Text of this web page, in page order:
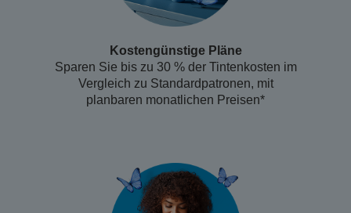
Kostengünstige Pläne
Sparen Sie bis zu 30 % der Tintenkosten im
Vergleich zu Standardpatronen, mit
planbaren monatlichen Preisen*